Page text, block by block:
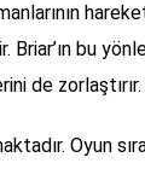
bu
de zorlaştırır.
Oyun